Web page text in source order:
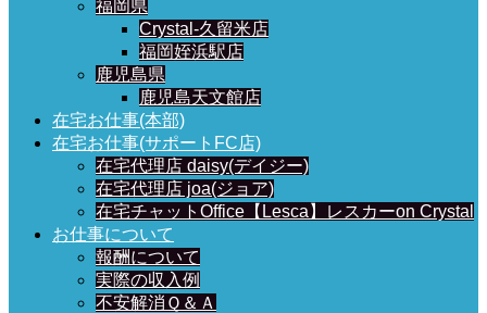
福岡県
Crystal-久留米店
福岡姪浜駅店
鹿児島県
鹿児島天文館店
在宅お仕事(本部)
在宅お仕事(サポートFC店)
在宅代理店 daisy(デイジー)
在宅代理店 joa(ジョア)
在宅チャットOffice【Lesca】レスカーon Crystal
お仕事について
報酬について
実際の収入例
不安解消Ｑ＆Ａ